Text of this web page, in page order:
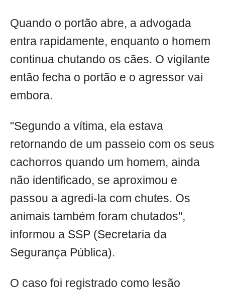
Quando o portão abre, a advogada
entra rapidamente, enquanto o homem
continua chutando os cães. O vigilante
então fecha o portão e o agressor vai
embora.
"Segundo a vítima, ela estava
retornando de um passeio com os seus
cachorros quando um homem, ainda
não identificado, se aproximou e
passou a agredi-la com chutes. Os
animais também foram chutados",
informou a SSP (Secretaria da
Segurança Pública).
O caso foi registrado como lesão